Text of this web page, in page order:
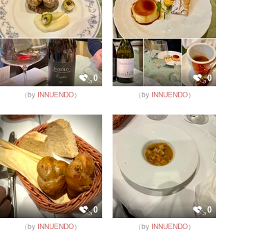
0
（by INNUENDO）
0
（by INNUENDO）
0
（by INNUENDO）
0
（by INNUENDO）